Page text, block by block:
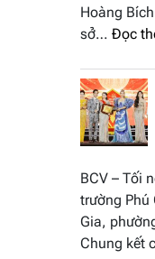
Hoàng
sở… Đọc
BCV – Tối
trường Phú
Gia,
Chung kết